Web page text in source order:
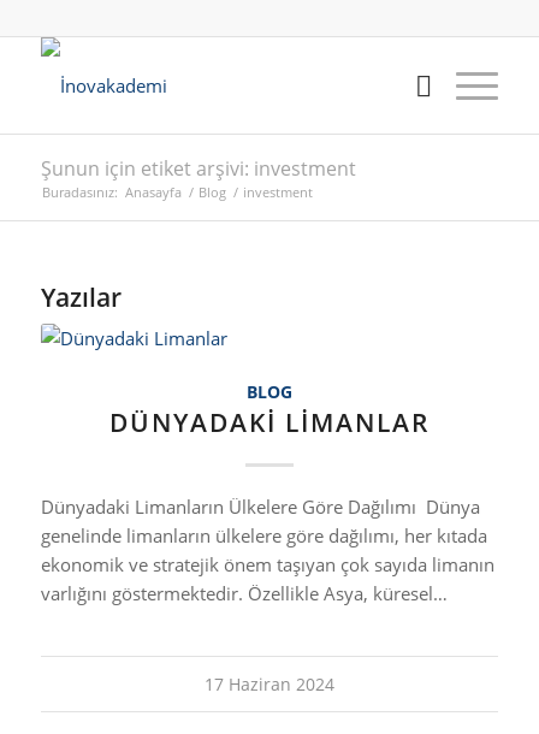
Şunun için etiket arşivi: investment
Buradasınız: Anasayfa / Blog / investment
Yazılar
BLOG
DÜNYADAKI LIMANLAR
Dünyadaki Limanların Ülkelere Göre Dağılımı Dünya
genelinde limanların ülkelere göre dağılımı, her kıtada
ekonomik ve stratejik önem taşıyan çok sayıda limanın
varlığını göstermektedir. Özellikle Asya, küresel…
17 Haziran 2024